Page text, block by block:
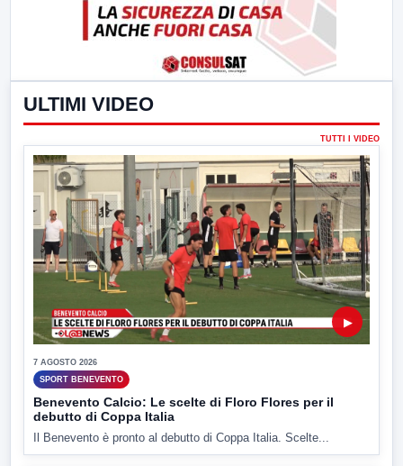
ULTIMI VIDEO
TUTTI I VIDEO
▶
7 AGOSTO 2026
SPORT BENEVENTO
Benevento Calcio: Le scelte di Floro Flores per il
debutto di Coppa Italia
Il Benevento è pronto al debutto di Coppa Italia. Scelte...